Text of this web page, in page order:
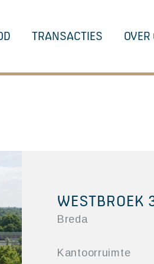
TRANSACTIES
WESTBROEK
Breda
Kantoorruimte